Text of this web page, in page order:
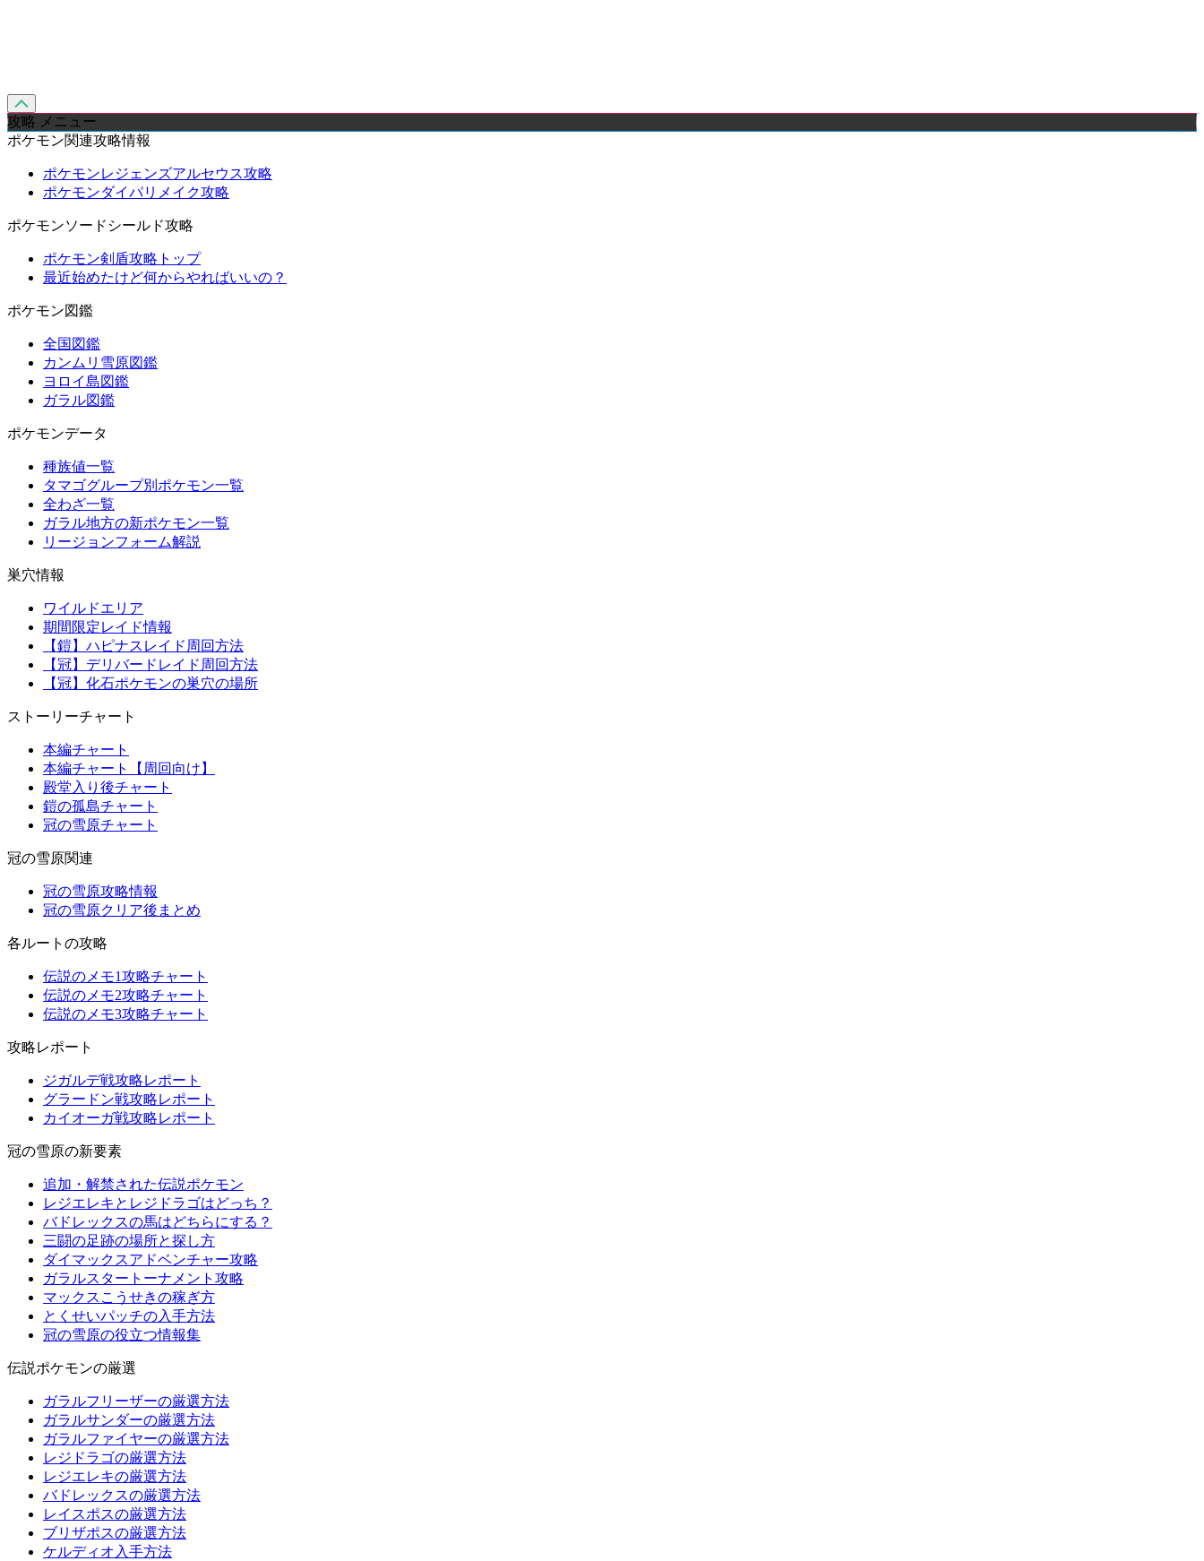
攻略 メニュー
ポケモン関連攻略情報
ポケモンレジェンズアルセウス攻略
ポケモンダイパリメイク攻略
ポケモンソードシールド攻略
ポケモン剣盾攻略トップ
最近始めたけど何からやればいいの？
ポケモン図鑑
全国図鑑
カンムリ雪原図鑑
ヨロイ島図鑑
ガラル図鑑
ポケモンデータ
種族値一覧
タマゴグループ別ポケモン一覧
全わざ一覧
ガラル地方の新ポケモン一覧
リージョンフォーム解説
巣穴情報
ワイルドエリア
期間限定レイド情報
【鎧】ハピナスレイド周回方法
【冠】デリバードレイド周回方法
【冠】化石ポケモンの巣穴の場所
ストーリーチャート
本編チャート
本編チャート【周回向け】
殿堂入り後チャート
鎧の孤島チャート
冠の雪原チャート
冠の雪原関連
冠の雪原攻略情報
冠の雪原クリア後まとめ
各ルートの攻略
伝説のメモ1攻略チャート
伝説のメモ2攻略チャート
伝説のメモ3攻略チャート
攻略レポート
ジガルデ戦攻略レポート
グラードン戦攻略レポート
カイオーガ戦攻略レポート
冠の雪原の新要素
追加・解禁された伝説ポケモン
レジエレキとレジドラゴはどっち？
バドレックスの馬はどちらにする？
三闘の足跡の場所と探し方
ダイマックスアドベンチャー攻略
ガラルスタートーナメント攻略
マックスこうせきの稼ぎ方
とくせいパッチの入手方法
冠の雪原の役立つ情報集
伝説ポケモンの厳選
ガラルフリーザーの厳選方法
ガラルサンダーの厳選方法
ガラルファイヤーの厳選方法
レジドラゴの厳選方法
レジエレキの厳選方法
バドレックスの厳選方法
レイスポスの厳選方法
ブリザポスの厳選方法
ケルディオ入手方法